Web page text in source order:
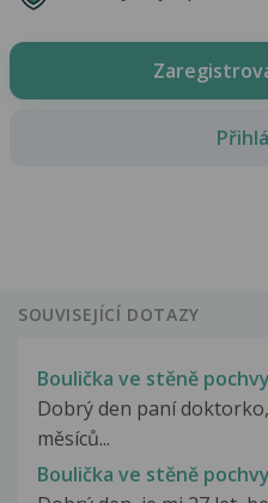
SOUVISEJÍCÍ DOTAZY
Boulička ve stěně pochvy
Dobrý den paní
měsíců...
Boulička ve stěně pochvy